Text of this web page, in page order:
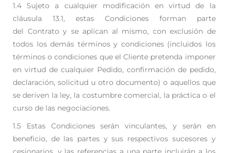
1.4 Sujeto a cualquier modificación en virtud de la
cláusula 13.1, estas Condiciones forman parte
del Contrato y se aplican al mismo, con exclusión de
todos los demás términos y condiciones (incluidos los
términos o condiciones que el Cliente pretenda imponer
en virtud de cualquier Pedido, confirmación de pedido,
declaración, solicitud u otro documento) o aquellos que
sederiven la ley, la costumbre comercial, la práctica o el
curso de las negociaciones.
1.5 Estas Condiciones serán vinculantes, y serán en
beneficio, de las partes y sus respectivos sucesores y